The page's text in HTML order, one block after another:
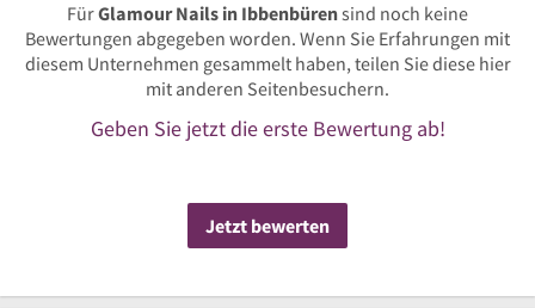
FürGlamour Nails in Ibbenbürensind noch keine
Bewertungen abgegeben worden. Wenn Sie Erfahrungen mit
diesem Unternehmen gesammelt haben, teilen Sie diese hier
mit anderen Seitenbesuchern.
Geben Sie jetzt die erste Bewertung ab!
Jetzt bewerten